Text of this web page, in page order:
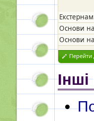
Основи
Основи
Перейти